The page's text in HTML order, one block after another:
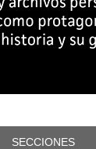
SECCIONES